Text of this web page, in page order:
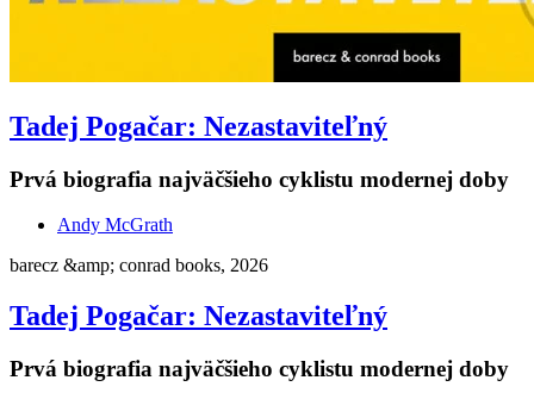
Tadej Pogačar: Nezastaviteľný
Prvá biografia najväčšieho cyklistu modernej doby
Andy McGrath
barecz &amp; conrad books, 2026
Tadej Pogačar: Nezastaviteľný
Prvá biografia najväčšieho cyklistu modernej doby